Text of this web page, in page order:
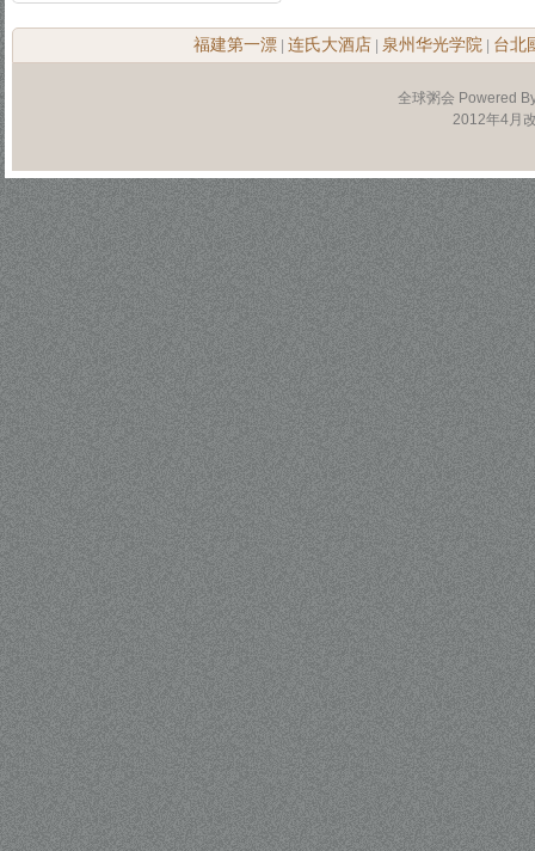
福建第一漂 连氏大酒店 泉州华光学院 台北
全球粥会 Powered
2012年4月